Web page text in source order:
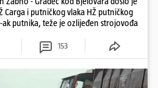
Carga i putničkog vlaka HŽ putničkog
putnika, teže je ozlijeđen strojovođa
153